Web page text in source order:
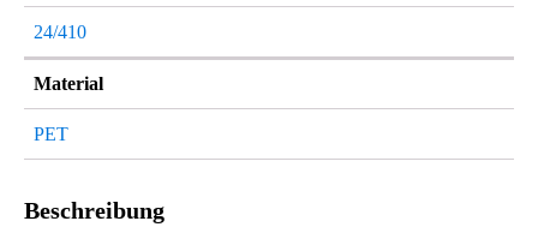
24/410
Material
PET
Beschreibung